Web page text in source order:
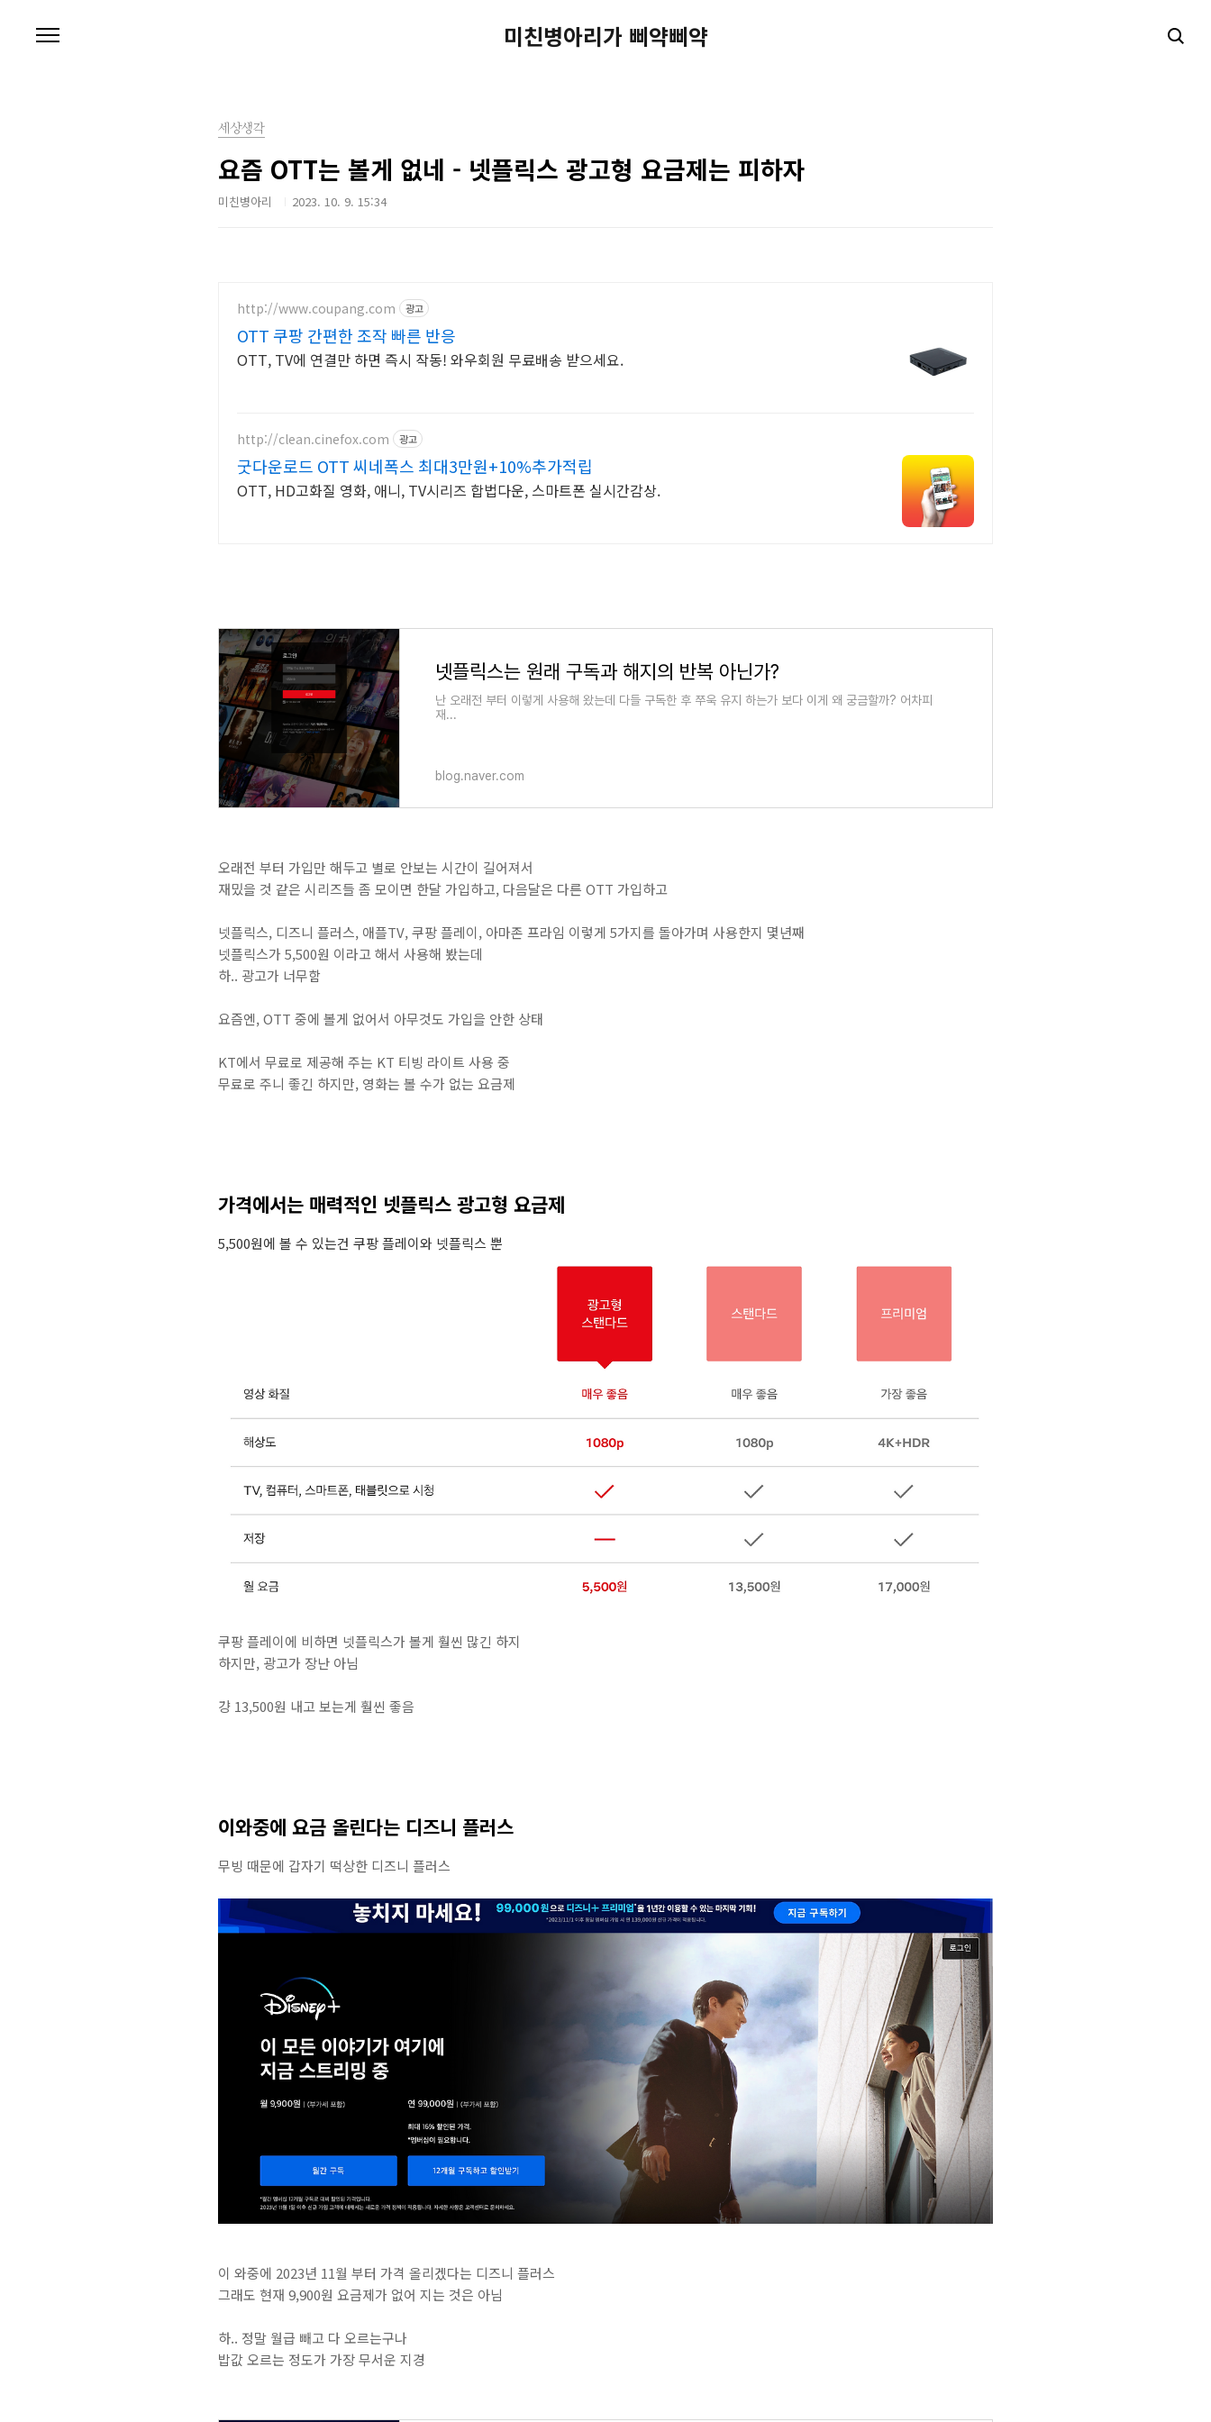
미친병아리가 삐약삐약
세상생각
요즘 OTT는 볼게 없네 - 넷플릭스 광고형 요금제는 피하자
미친병아리 2023. 10. 9. 15:34
http://www.coupang.com 광고
OTT 쿠팡 간편한 조작 빠른 반응
OTT, TV에 연결만 하면 즉시 작동! 와우회원 무료배송 받으세요.
http://clean.cinefox.com 광고
굿다운로드 OTT 씨네폭스 최대3만원+10%추가적립
OTT, HD고화질 영화, 애니, TV시리즈 합법다운, 스마트폰 실시간감상.
넷플릭스는 원래 구독과 해지의 반복 아닌가?
난 오래전 부터 이렇게 사용해 왔는데 다들 구독한 후 쭈욱 유지 하는가 보다 이게 왜 궁금할까? 어차피
재...
blog.naver.com
오래전 부터 가입만 해두고 별로 안보는 시간이 길어져서
재밌을 것 같은 시리즈들 좀 모이면 한달 가입하고, 다음달은 다른 OTT 가입하고
넷플릭스, 디즈니 플러스, 애플TV, 쿠팡 플레이, 아마존 프라임 이렇게 5가지를 돌아가며 사용한지 몇년째
넷플릭스가 5,500원 이라고 해서 사용해 봤는데
하.. 광고가 너무함
요즘엔, OTT 중에 볼게 없어서 아무것도 가입을 안한 상태
KT에서 무료로 제공해 주는 KT 티빙 라이트 사용 중
무료로 주니 좋긴 하지만, 영화는 볼 수가 없는 요금제
가격에서는 매력적인 넷플릭스 광고형 요금제
5,500원에 볼 수 있는건 쿠팡 플레이와 넷플릭스 뿐
쿠팡 플레이에 비하면 넷플릭스가 볼게 훨씬 많긴 하지
하지만, 광고가 장난 아님
걍 13,500원 내고 보는게 훨씬 좋음
이와중에 요금 올린다는 디즈니 플러스
무빙 때문에 갑자기 떡상한 디즈니 플러스
이 와중에 2023년 11월 부터 가격 올리겠다는 디즈니 플러스
그래도 현재 9,900원 요금제가 없어 지는 것은 아님
하.. 정말 월급 빼고 다 오르는구나
밥값 오르는 정도가 가장 무서운 지경